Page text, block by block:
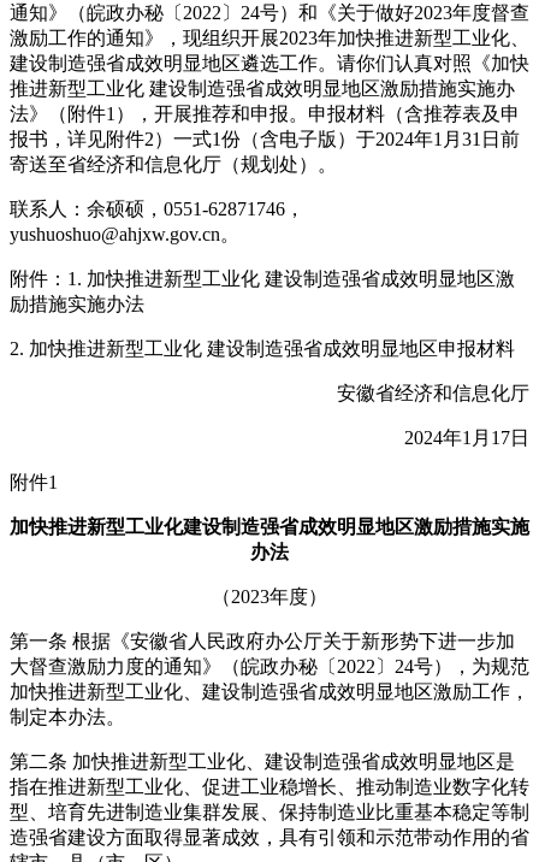
通知》（皖政办秘〔2022〕24号）和《关于做好2023年度督查
激励工作的通知》，现组织开展2023年加快推进新型工业化、
建设制造强省成效明显地区遴选工作。请你们认真对照《加快
推进新型工业化 建设制造强省成效明显地区激励措施实施办
法》（附件1），开展推荐和申报。申报材料（含推荐表及申
报书，详见附件2）一式1份（含电子版）于2024年1月31日前
寄送至省经济和信息化厅（规划处）。
联系人：余硕硕，0551-62871746，
yushuoshuo@ahjxw.gov.cn。
附件：1. 加快推进新型工业化 建设制造强省成效明显地区激
励措施实施办法
2. 加快推进新型工业化 建设制造强省成效明显地区申报材料
安徽省经济和信息化厅
2024年1月17日
附件1
加快推进新型工业化建设制造强省成效明显地区激励措施实施
办法
（2023年度）
第一条 根据《安徽省人民政府办公厅关于新形势下进一步加
大督查激励力度的通知》（皖政办秘〔2022〕24号），为规范
加快推进新型工业化、建设制造强省成效明显地区激励工作，
制定本办法。
第二条 加快推进新型工业化、建设制造强省成效明显地区是
指在推进新型工业化、促进工业稳增长、推动制造业数字化转
型、培育先进制造业集群发展、保持制造业比重基本稳定等制
造强省建设方面取得显著成效，具有引领和示范带动作用的省